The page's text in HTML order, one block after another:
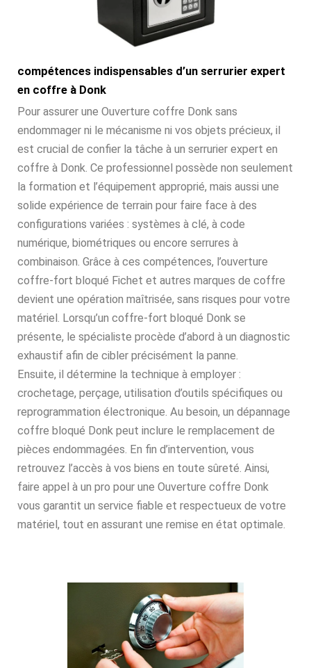
compétences indispensables d’un serrurier expert
en coffre à Donk
Pour assurer une Ouverture coffre Donk sans
endommager ni le mécanisme ni vos objets précieux, il
est crucial de confier la tâche à un serrurier expert en
coffre à Donk. Ce professionnel possède non seulement
la formation et l’équipement approprié, mais aussi une
solide expérience de terrain pour faire face à des
configurations variées : systèmes à clé, à code
numérique, biométriques ou encore serrures à
combinaison. Grâce à ces compétences, l’ouverture
coffre-fort bloqué Fichet et autres marques de coffre
devient une opération maîtrisée, sans risques pour votre
matériel. Lorsqu’un coffre-fort bloqué Donk se
présente, le spécialiste procède d’abord à un diagnostic
exhaustif afin de cibler précisément la panne.
Ensuite, il détermine la technique à employer :
crochetage, perçage, utilisation d’outils spécifiques ou
reprogrammation électronique. Au besoin, un dépannage
coffre bloqué Donk peut inclure le remplacement de
pièces endommagées. En fin d’intervention, vous
retrouvez l’accès à vos biens en toute sûreté. Ainsi,
faire appel à un pro pour une Ouverture coffre Donk
vous garantit un service fiable et respectueux de votre
matériel, tout en assurant une remise en état optimale.